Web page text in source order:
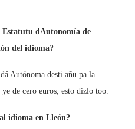
dAutonomía de
del idioma?
Autónoma desti añu pa la
de cero euros, esto dizlo too.
idioma en Lleón?